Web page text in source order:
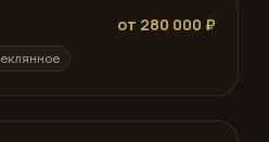
от 280 000 ₽